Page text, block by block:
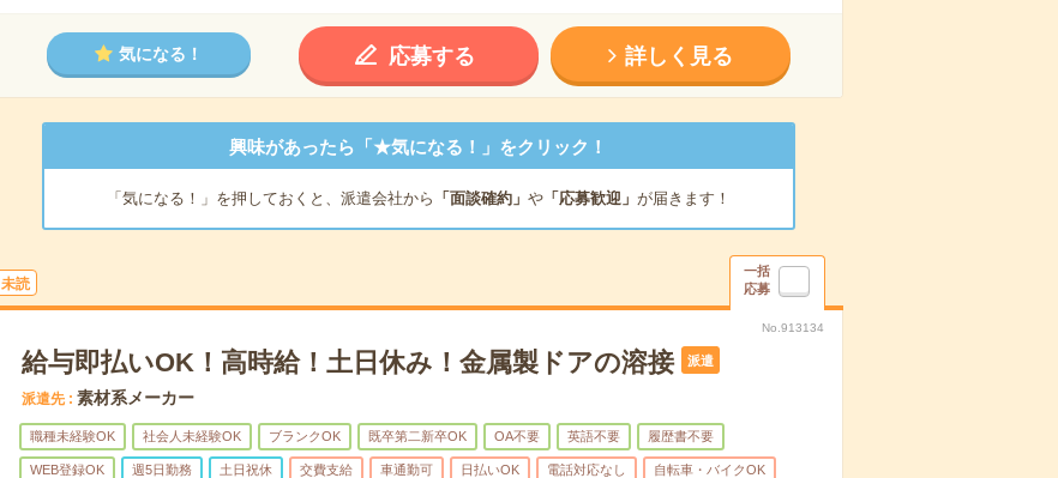
気になる！ 応募する 詳しく見る
興味があったら「★気になる！」をクリック！
「気になる！」を押しておくと、派遣会社から 「面談確約」 や「応募歓迎」 が届きます！
未読
一括
応募
No.913134
給与即払いOK！高時給！土日休み！金属製ドアの溶接 派遣
派遣先 素材系メーカー
職種未経験OK 社会人未経験OK ブランクOK 既卒第二新卒OK OA不要 英語不要 履歴書不要
WEB登録OK 週5日勤務 土日祝休 交費支給 車通勤可 日払いOK 電話対応なし 自転車・バイクOK